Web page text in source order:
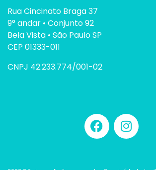
Rua Cincinato Braga 37
9° andar • Conjunto 92
Bela Vista • São Paulo SP
CEP 01333-011
CNPJ 42.233.774/001-02